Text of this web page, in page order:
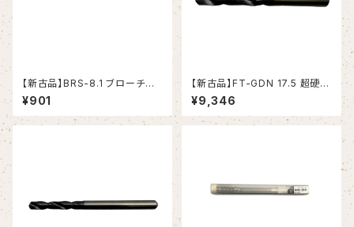
【新古品】BRS-8.1 ブローチリ
ーマ ストレートシャンク（日研工
作所）
¥901
【新古品】FT-GDN 17.5 超硬ド
リル (OSG)
¥9,346